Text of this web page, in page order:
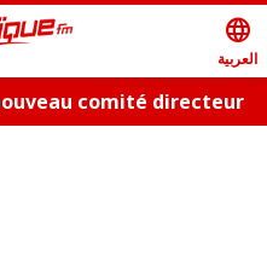
language
العربية
comité directeur